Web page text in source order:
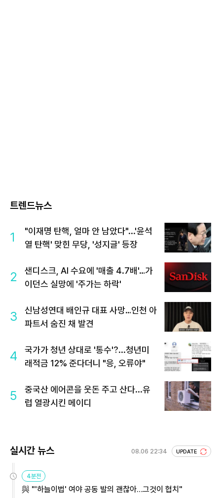
트렌드뉴스
1
"이재명 탄핵, 얼마 안 남았다"...'윤석
열 탄핵' 맞힌 무당, '성지글' 등장
2
샌디스크, AI 수요에 '매출 4.7배'…가
이던스 실망에 '주가는 하락'
3
신남성연대 배인규 대표 사망…인천 아
파트서 숨진 채 발견
4
국가가 청년 상대로 '통수'?...청년미
래적금 12% 준다더니 "응, 오류야"
5
중국산 에어콘을 웃돈 주고 산다...유
럽 열광시킨 메이디
실시간 뉴스 08.06 22:34 UPDATE
4분전
與 "'하늘이법' 여야 공동 발의 괜찮아…그것이 협치"